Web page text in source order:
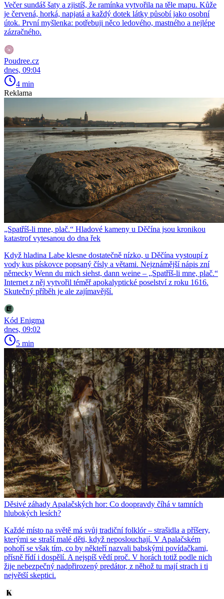
Večer sundáš šaty a zjistíš, že ramínka vytvořila na těle mapu. Kůže
je červená, horká, napjatá a každý dotek látky působí jako osobní
útok. První myšlenka: potřebuji něco ledového, mastného a nejlépe
zázračného.
Poudree.cz
dnes, 09:04
4 min
Reklama
„Spatříš-li mne, plač.“ Hladové kameny u Děčína jsou kronikou
katastrof vytesanou do dna řek
Když hladina Labe klesne dostatečně nízko, u Děčína vystoupí z
vody kus pískovce popsaný čísly a větami. Nejznámější nápis zní
německy Wenn du mich siehst, dann weine – „Spatříš-li mne, plač.“
Internet z něj vytvořil téměř apokalyptické poselství z roku 1616.
Skutečný příběh je ale zajímavější.
Kód Enigma
dnes, 09:02
5 min
Děsivé záhady Apalačských hor: Co doopravdy číhá v tamních
hlubokých lesích?
Každé místo na světě má svůj tradiční folklór – strašidla a příšery,
kterými se straší malé děti, když neposlouchají. V Apalačském
pohoří se však tím, co by někteří nazvali babskými povídačkami,
přísně řídí i dospělí. A nejspíš vědí proč. V horách totiž podle nich
žije nebezpečný nadpřirozený predátor, z něhož tu mají strach i ti
největší skeptici.